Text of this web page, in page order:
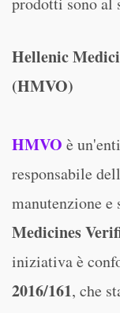
Hellenic
(HMVO)
HMVO è
responsabile
manutenzione e
Medicines
iniziativa è
2016/161, che